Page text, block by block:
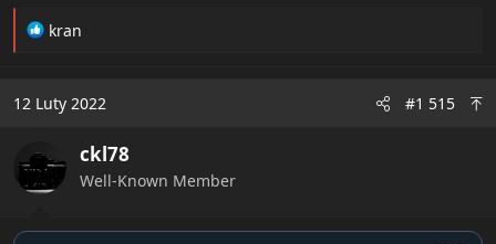
R
t
o
s
kran
12 Luty 2022 #1 515
ckl78
Well-Known Member